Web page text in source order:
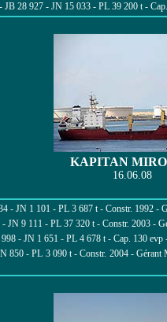
28 927 - JN 15 033 - PL 39 200 t -
KAPITAN
16.06.08
JN 1 101 - PL 3 687 t - Constr. 1992 -
9 111 - PL 37 320 t - Constr. 2003 -
- JN 1 651 - PL 4 678 t - Cap. 130
- PL 3 090 t - Constr. 2004 - Gérant